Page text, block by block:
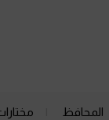
المحافظ